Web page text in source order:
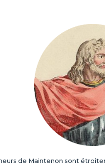
de Maintenon sont